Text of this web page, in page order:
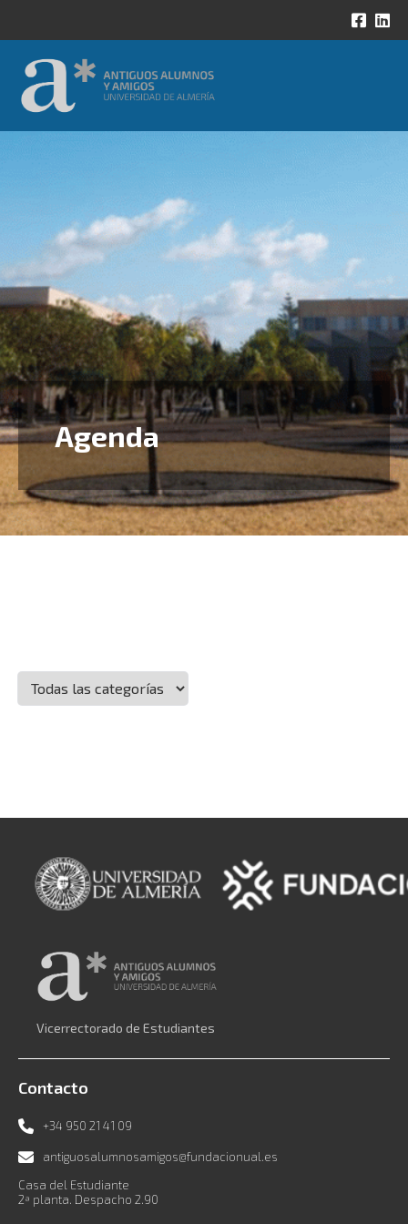
Agenda
Vicerrectorado de Estudiantes
Contacto
+34 950 21 41 09
antiguosalumnosamigos@fundacionual.es
Casa del Estudiante
2ª planta. Despacho 2.90